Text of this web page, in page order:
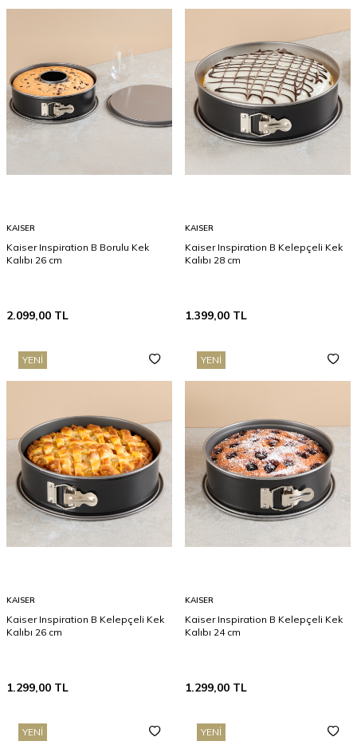
KAISER
Kaiser Inspiration B Borulu Kek
Kalıbı 26 cm
2.099,00 TL
KAISER
Kaiser Inspiration B Kelepçeli Kek
Kalıbı 28 cm
1.399,00 TL
YENI
KAISER
Kaiser Inspiration B Kelepçeli Kek
Kalıbı 26 cm
1.299,00 TL
YENI
KAISER
Kaiser Inspiration B Kelepçeli Kek
Kalıbı 24 cm
1.299,00 TL
YENI YENI